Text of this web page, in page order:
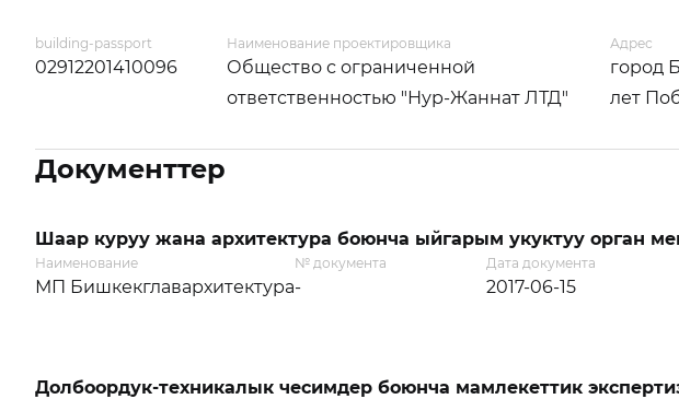
building-passport
02912201410096
Наименование проектировщика
Общество с ограниченной
ответственностью "Нур-Жаннат ЛТД"
Адрес
город
лет
Документтер
Шаар куруу жана архитектура боюнча ыйгарым укуктуу орган
Наименование
МП Бишкекглавархитектура
№ документа
-
Дата документа
2017-06-15
Долбоордук-техникалык чесимдер боюнча мамлекеттик